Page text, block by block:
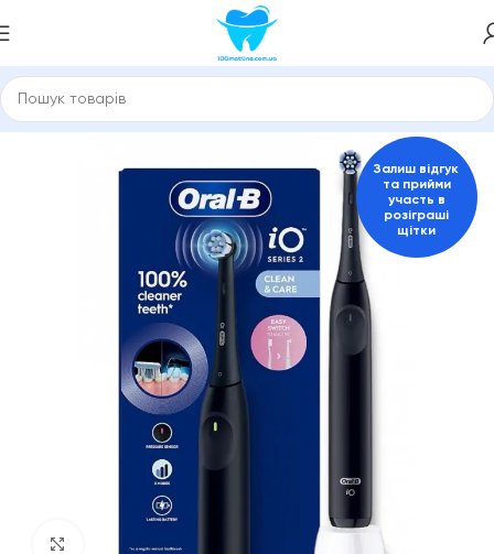
Головна Електричні зубні щітки Для дорослих
Click to enlarge
Залиш відгук
та прийми
участь в
розіграші
щітки